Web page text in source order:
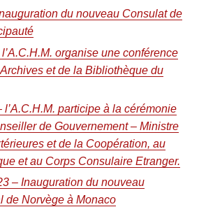
du nouveau Consulat de
organise une conférence
et de la Bibliothèque du
participe à la cérémonie
de Gouvernement – Ministre
et de la Coopération, au
et au Corps Consulaire Etranger.
– Inauguration du nouveau
de Norvège à Monaco